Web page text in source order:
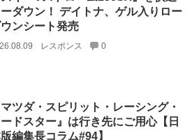
ーダウン！ デイトナ、ゲル入りロー
ンシート発売
レスポンス 0
マツダ・スピリット・レーシング・
ードスター』は行き先にご用心【日
編集長コラム#94】